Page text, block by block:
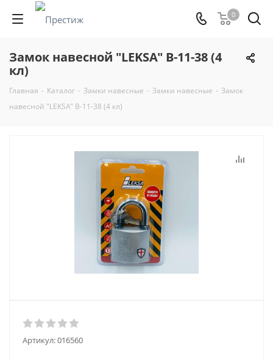
0
Замок навесной "LEKSA" В-11-38 (4
кл)
Главная - Каталог - Замки навесные - Замки навесные - Замок
навесной "LEKSA" В-11-38 (4 кл)
Артикул:016560